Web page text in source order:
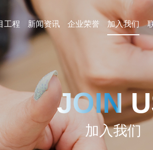
工程 新闻资讯 企业荣誉 加入我们
JOIN
加入我们